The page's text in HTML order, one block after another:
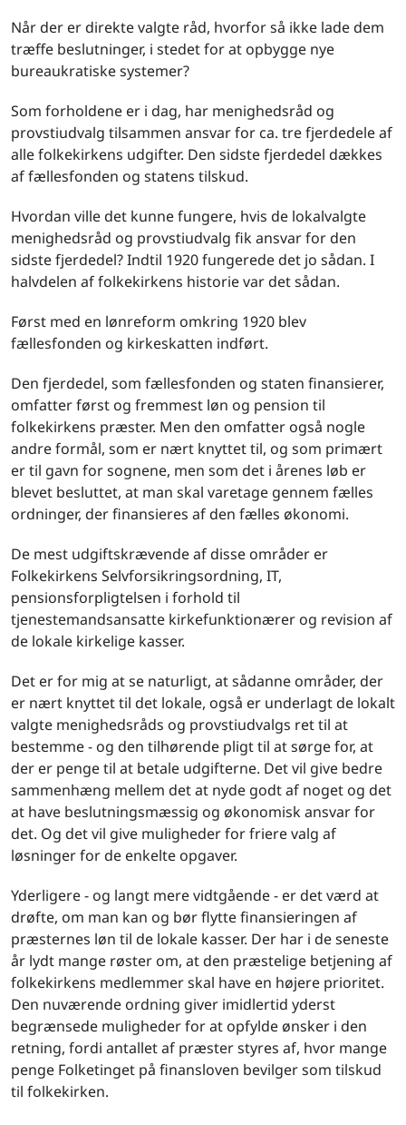
Når der er direkte valgte råd, hvorfor så ikke lade dem
træffe beslutninger, i stedet for at opbygge nye
bureaukratiske systemer?
Som forholdene er i dag, har menighedsråd og
provstiudvalg tilsammen ansvar for ca. tre fjerdedele af
alle folkekirkens udgifter. Den sidste fjerdedel dækkes
af fællesfonden og statens tilskud.
Hvordan ville det kunne fungere, hvis de lokalvalgte
menighedsråd og provstiudvalg fik ansvar for den
sidste fjerdedel? Indtil 1920 fungerede det jo sådan. I
halvdelen af folkekirkens historie var det sådan.
Først med en lønreform omkring 1920 blev
fællesfonden og kirkeskatten indført.
Den fjerdedel, som fællesfonden og staten finansierer,
omfatter først og fremmest løn og pension til
folkekirkens præster. Men den omfatter også nogle
andre formål, som er nært knyttet til, og som primært
er til gavn for sognene, men som det i årenes løb er
blevet besluttet, at man skal varetage gennem fælles
ordninger, der finansieres af den fælles økonomi.
De mest udgiftskrævende af disse områder er
Folkekirkens Selvforsikringsordning, IT,
pensionsforpligtelsen i forhold til
tjenestemandsansatte kirkefunktionærer og revision af
de lokale kirkelige kasser.
Det er for mig at se naturligt, at sådanne områder, der
er nært knyttet til det lokale, også er underlagt de lokalt
valgte menighedsråds og provstiudvalgs ret til at
bestemme - og den tilhørende pligt til at sørge for, at
der er penge til at betale udgifterne. Det vil give bedre
sammenhæng mellem det at nyde godt af noget og det
at have beslutningsmæssig og økonomisk ansvar for
det. Og det vil give muligheder for friere valg af
løsninger for de enkelte opgaver.
Yderligere - og langt mere vidtgående - er det værd at
drøfte, om man kan og bør flytte finansieringen af
præsternes løn til de lokale kasser. Der har i de seneste
år lydt mange røster om, at den præstelige betjening af
folkekirkens medlemmer skal have en højere prioritet.
Den nuværende ordning giver imidlertid yderst
begrænsede muligheder for at opfylde ønsker i den
retning, fordi antallet af præster styres af, hvor mange
penge Folketinget på finansloven bevilger som tilskud
til folkekirken.